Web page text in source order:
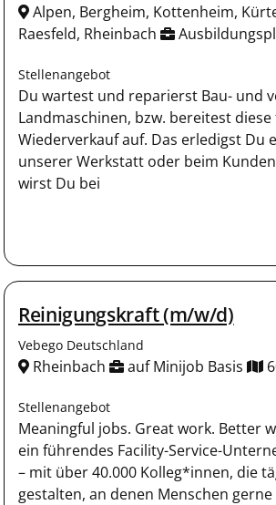
Alpen, Bergheim, Kottenheim,
Raesfeld, Rheinbach
Stellenangebot
Du wartest und reparierst Bau- und
Landmaschinen, bzw. bereitest
Wiederverkauf auf. Das erledigst Du
unserer Werkstatt oder beim
wirst Du bei
Reinigungskraft (m/w/d)
Vebego Deutschland
Rheinbach auf Minijob Basis
Stellenangebot
Meaningful jobs. Great work. Better
ein führendes Facility-Service-
– mit über 40.000 Kolleg*innen, die
gestalten, an denen Menschen